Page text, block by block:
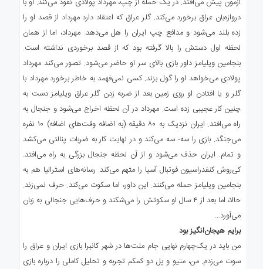
آزمون پیش می‌افتد. در یک حمله از چپ، مهرداد پولادی نفوذ می‌کند. او با
دروازه‌بان عراق برخورد می‌کند. گلر عراق که اعتقاد دارد مهرداد از قصد او را
زده بلند می‌شود و مدافع چپ ایران را هل می‌دهد. مهرداد، اما از همان
لحظه اول دستش را بالا گرفته بود که از قصد برخوردی نداشته است.
بنجامین ویلیامز داور بازی بالای سر او حاضر می‌شود. تصور می‌کند مهرداد
پولادی می‌خواهد او را گول بزند. کسی نمی‌فهمد به خاطر برخورد مهرداد با
گلر و یا افتادن او روی زمین بعد از ضربه زدن گلر عراق ویلیامز دست به
چنین کار عجیبی زده است. مهرداد در آن لحظه اخراج می‌شود و جنجال به
راه می‌افتد. ایران نزدیک به ۸۰ دقیقه (به اضافه وقت‌های اضافه) ۱۰ نفره
می‌جنگد. بازی را سه- سه می‌کند و در نهایت کار به ضربات پنالتی می‌کشد
و تمام. ایران حذف می‌شود و از آن لحظه جنجال بزرگی به راه می‌افتد.
کی‌روش کنفدراسیون فوتبال آسیا را متهم می‌کند. رسانه‌های استرالیا هم به
بنجامین ویلیامز حمله می‌کنند. این داور، اما سکوت می‌کند. حرف نمی‌زند.
حالا، اما بعد از ۴ سال او سکوتش را می‌شکند و حرف‌هایی جنجالی به زبان
می‌آورد…
برایم هیجان‌انگیز بود
من باید در یک‌چهارم نهایی جام ملت‌ها در شهر کانبرا بازی ایران و عراق را
سوت می‌زدم. من، متیو و پل دو کمکم تجربه و تحلیل کاملی را درباره بازی